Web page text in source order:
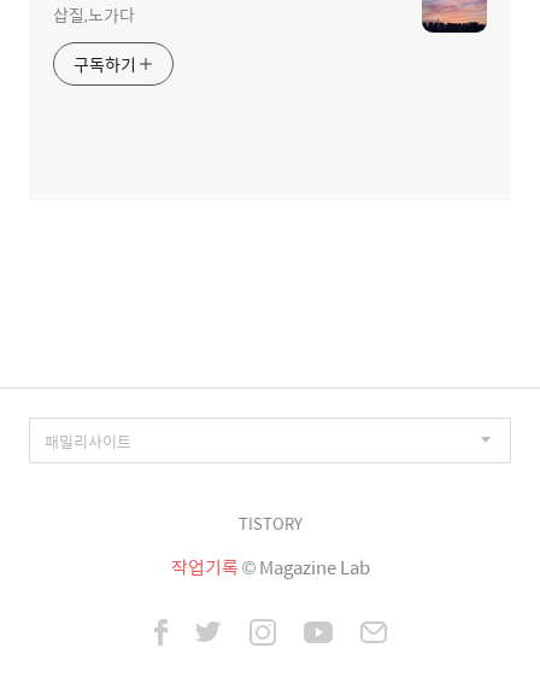
삽질,노가다
구독하기
TISTORY
작업기록© Magazine Lab